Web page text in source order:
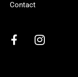
Contact